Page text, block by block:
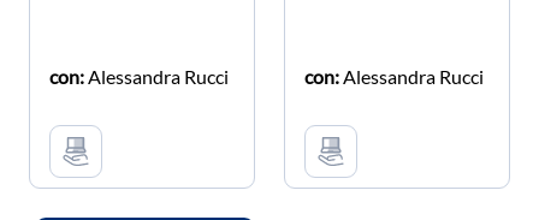
con: Alessandra Rucci con: Alessandra Rucci